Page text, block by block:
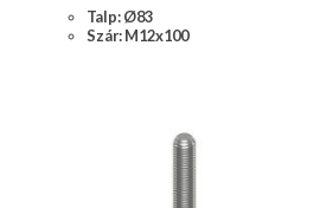
Talp: Ø83
Szár: M12x100